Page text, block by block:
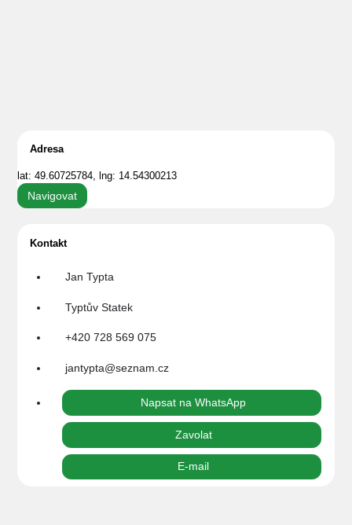
Adresa
lat: 49.60725784, lng: 14.54300213
Navigovat
Kontakt
Jan Typta
Typtův Statek
+420 728 569 075
jantypta@seznam.cz
Napsat na WhatsApp
Zavolat
E-mail